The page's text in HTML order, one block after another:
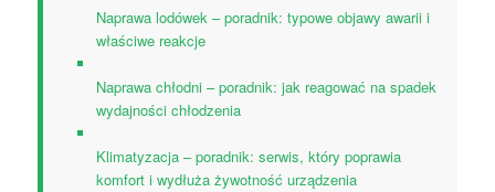
Naprawa lodówek – poradnik: typowe objawy awarii i
właściwe reakcje
Naprawa chłodni – poradnik: jak reagować na spadek
wydajności chłodzenia
Klimatyzacja – poradnik: serwis, który poprawia
komfort i wydłuża żywotność urządzenia